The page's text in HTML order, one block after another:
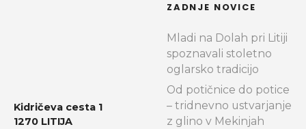
Kidričeva cesta 1
1270 LITIJA
ZADNJE NOVICE
Mladi na Dolah pri Litiji
spoznavali stoletno
oglarsko tradicijo
Od potičnice do potice
– tridnevno ustvarjanje
z glino v Mekinjah